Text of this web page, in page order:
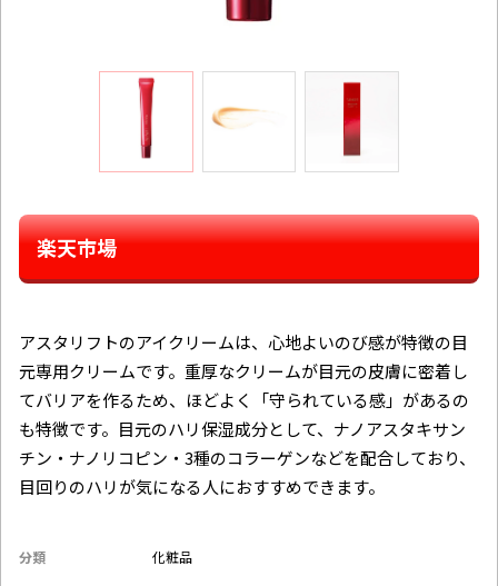
楽天市場
アスタリフトのアイクリームは、心地よいのび感が特徴の目
元専用クリームです。重厚なクリームが目元の皮膚に密着し
てバリアを作るため、ほどよく「守られている感」があるの
も特徴です。目元のハリ保湿成分として、ナノアスタキサン
チン・ナノリコピン・3種のコラーゲンなどを配合しており、
目回りのハリが気になる人におすすめできます。
分類 化粧品